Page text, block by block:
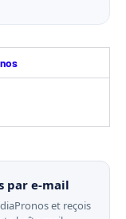
par e-mail
et reçois